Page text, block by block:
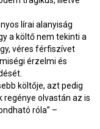
lírai alanyiság
a költő nem tekinti a
véres férfiszívet
érzelmi és
költője, azt pedig
regénye olvastán az is
róla” –